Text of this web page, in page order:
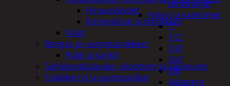
teräsharjat
Hylsyt ja vääntimet
1"
1/2"
1/4"
3/4"
3/8
Adapterit
Hinausköydet
Kiristysliinat ja tarvikkeet
Valot
Rengas ja -vannetarvikkeet
Pukit ja tunkit
Sähköpotkulaudat, skootterit ja ajoneuvot
Tukkikärryt ja juontopulkat